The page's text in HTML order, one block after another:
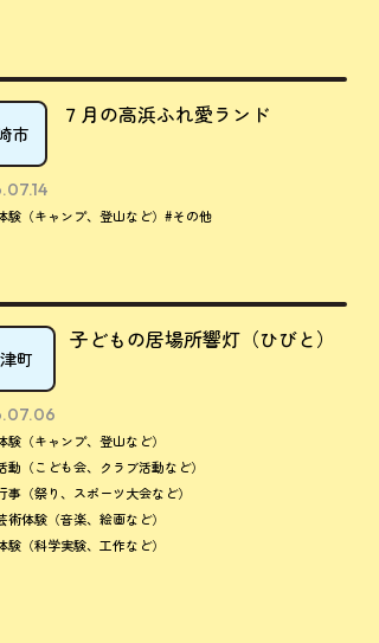
市
７月の高浜ふれ愛ランド
験（キャンプ、登山など） #その他
町
子どもの居場所響灯（ひびと）
験（キャンプ、登山など）
動（こども会、クラブ活動など）
事（祭り、スポーツ大会など）
術体験（音楽、絵画など）
験（科学実験、工作など）